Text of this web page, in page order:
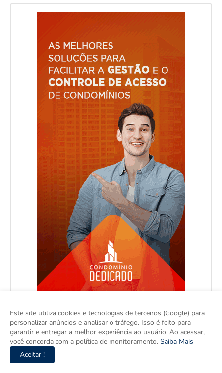
Este site utiliza cookies e tecnologias de terceiros (Google) para
personalizar anúncios e analisar o tráfego. Isso é feito para
garantir e entregar a melhor experiência ao usuário. Ao acessar,
você concorda com a política de monitoramento. Saiba Mais
Aceitar !